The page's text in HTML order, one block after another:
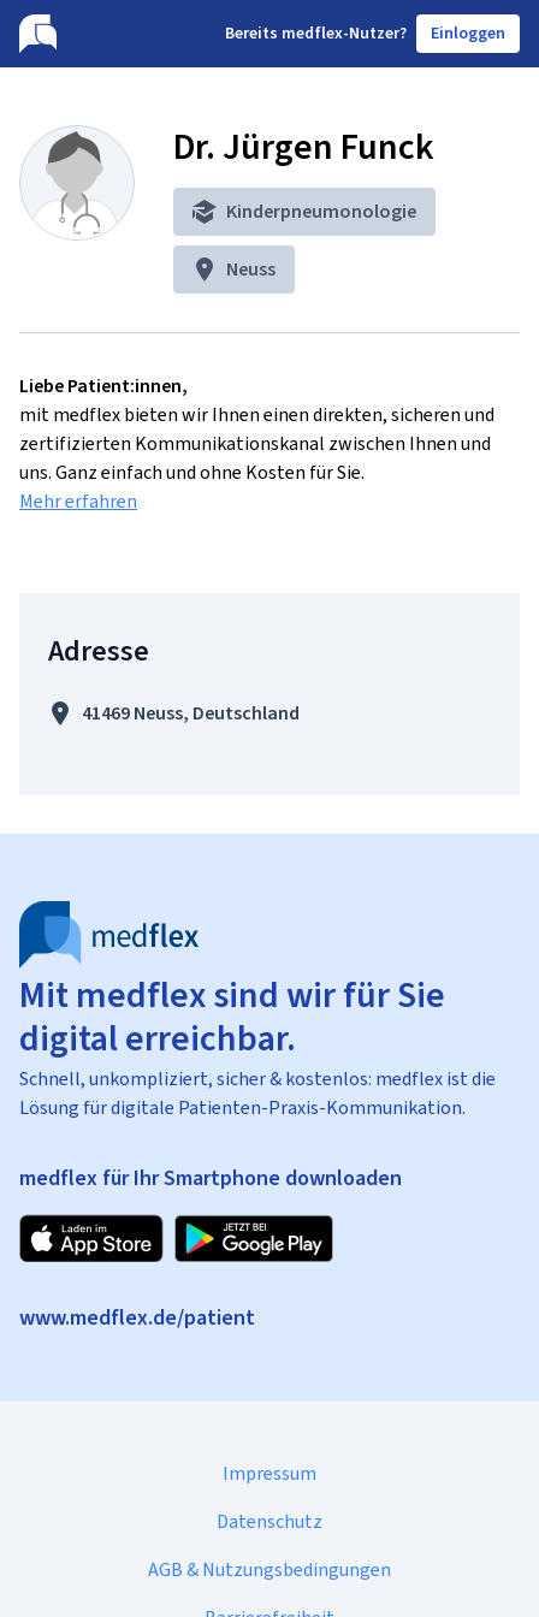
Bereits medflex-Nutzer? Einloggen
Dr. Jürgen Funck
Kinderpneumonologie
Neuss
Liebe Patient:innen,
mit medflex bieten wir Ihnen einen direkten, sicheren und
zertifizierten Kommunikationskanal zwischen Ihnen und
uns. Ganz einfach und ohne Kosten für Sie.
Mehr erfahren
Adresse
41469 Neuss, Deutschland
Mit medflex sind wir für Sie
digital erreichbar.
Schnell, unkompliziert, sicher & kostenlos: medflex ist die
Lösung für digitale Patienten-Praxis-Kommunikation.
medflex für Ihr Smartphone downloaden
www.medflex.de/patient
Impressum
Datenschutz
AGB & Nutzungsbedingungen